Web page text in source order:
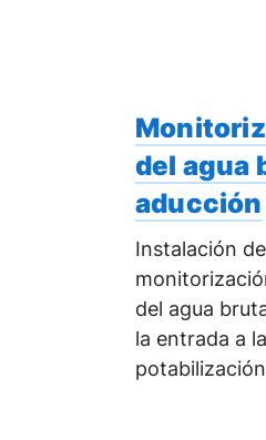
del agua
aducción
Instalación
del agua
la entrada a